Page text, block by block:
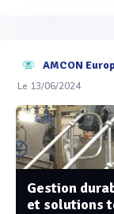
AMCON
Le 13/06/2024
Gestion
et solutions